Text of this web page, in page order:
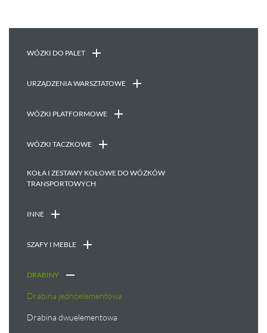
WÓZKI DO PALET
URZĄDZENIA WARSZTATOWE
WÓZKI PLATFORMOWE
WÓZKI TACZKOWE
KOŁA I ZESTAWY KOŁOWE DO WÓZKÓW
TRANSPORTOWYCH
INNE
SZAFY I MEBLE
DRABINY
Drabina jednoelementowa
Drabina dwuelementowa